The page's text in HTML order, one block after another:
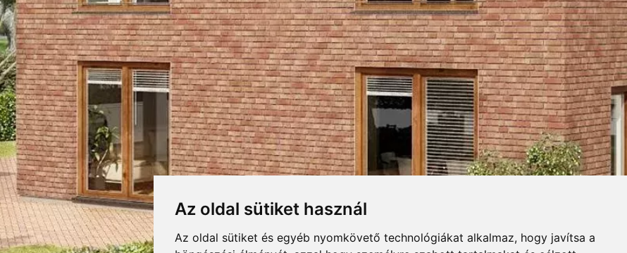
Az oldal sütiket használ
Az oldal sütiket és egyéb nyomkövető technológiákat alkalmaz, hogy javítsa a
Összecsuk
LETÖLTÉSEK FUGASZINEK
WF lap
KIEGÉSZÍTŐK
felületű, miminális felületi struktúrájú (formbak), kézi vetésű tégla és burkolólap.
DOBOZOLÁS
TÖMEG
RAKLAPTÖMEG
DARABSÚLY
DARAB / RAKLAP